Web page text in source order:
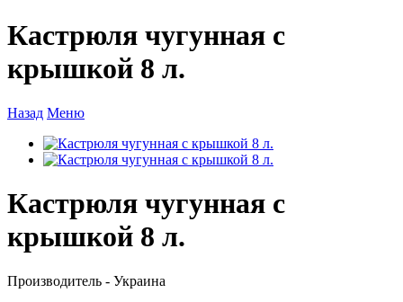
Кастрюля чугунная с
крышкой 8 л.
Назад Меню
Кастрюля чугунная с
крышкой 8 л.
Производитель - Украина